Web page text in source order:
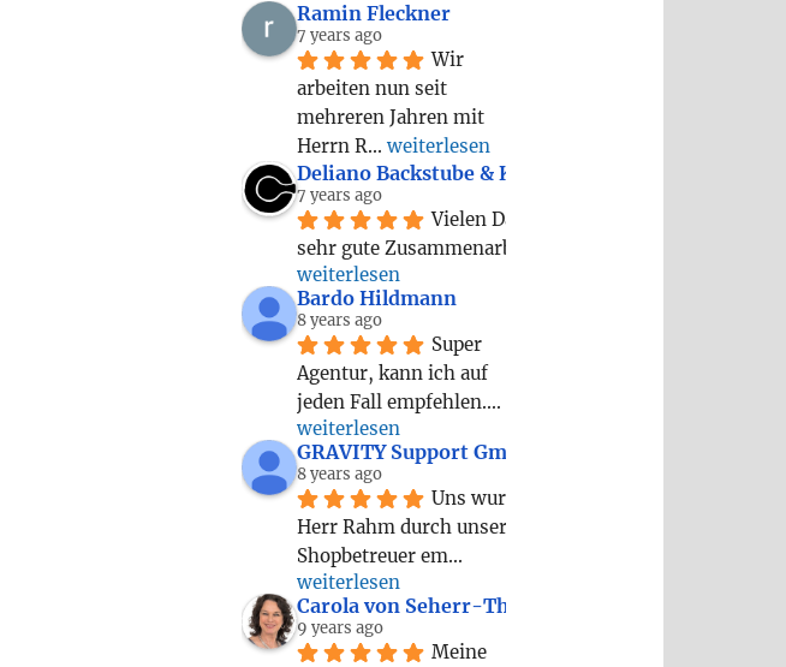
Ramin Fleckner
7 years ago
Wir
arbeiten nun seit
mehreren Jahren mit
Herrn R... weiterlesen
Deliano Backstube & Kaffeerösterei
7 years ago
Vielen Dank für die
sehr gute Zusammenarbeit!
weiterlesen
Bardo Hildmann
8 years ago
Super
Agentur, kann ich auf
jeden Fall empfehlen.
weiterlesen
GRAVITY Support GmbH
8 years ago
Uns wurde
Herr Rahm durch unseren
Shopbetreuer em
weiterlesen
Carola von Seherr-Thoss
9 years ago
Meine